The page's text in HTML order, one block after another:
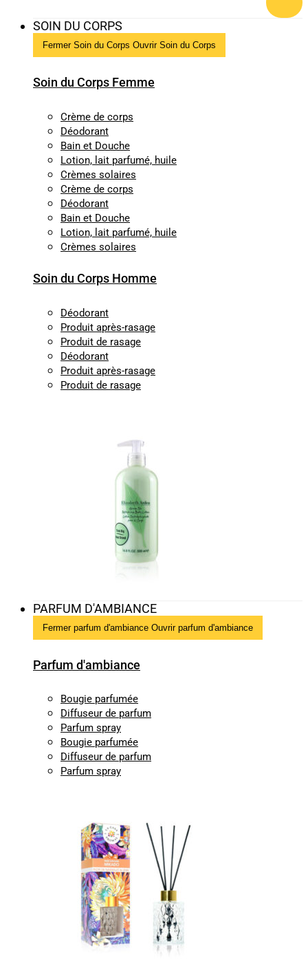
SOIN DU CORPS
Fermer Soin du Corps Ouvrir Soin du Corps
Soin du Corps Femme
Crème de corps
Déodorant
Bain et Douche
Lotion, lait parfumé, huile
Crèmes solaires
Crème de corps
Déodorant
Bain et Douche
Lotion, lait parfumé, huile
Crèmes solaires
Soin du Corps Homme
Déodorant
Produit après-rasage
Produit de rasage
Déodorant
Produit après-rasage
Produit de rasage
PARFUM D'AMBIANCE
Fermer parfum d'ambiance Ouvrir parfum d'ambiance
Parfum d'ambiance
Bougie parfumée
Diffuseur de parfum
Parfum spray
Bougie parfumée
Diffuseur de parfum
Parfum spray